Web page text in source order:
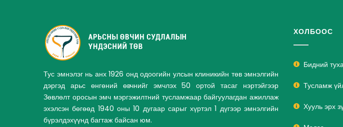
Тус эмнэлэг нь анх 1926 онд одоогийн улсын клиникийн төв эмнэлгийн
дэргэд арьс өнгөний өвчнийг эмчлэх 50 ортой тасаг нэртэйгээр
Зөвлөлт оросын эмч мэргэжилтний тусламжаар байгуулагдан ажиллаж
эхэлсэн бөгөөд 1940 оны 10 дугаар сарыг хүртэл 1 дүгээр эмнэлгийн
бүрэлдэхүүнд багтаж байсан юм.
ХОЛБООС
Бидний
Тусламж
Хууль эрх